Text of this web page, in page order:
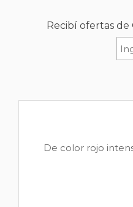
Recibí ofertas
De color rojo